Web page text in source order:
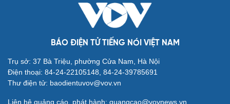
Văn học
Âm nhạc
Di sản
Giải trí
Thời trang
Sao Việt
BÁO ĐIỆN TỬ TIẾNG NÓI VIỆT NAM
Trụ sở: 37 Bà Triệu, phường Cửa Nam, Hà Nội
Điện thoại: 84-24-22105148, 84-24-39785691
Thư điện tử: baodientuvov@vov.vn
Liên hệ quảng cáo, phát hành: quangcao@vovnews.vn